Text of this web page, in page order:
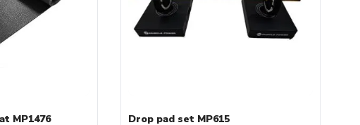
MP1476 Drop pad set MP615